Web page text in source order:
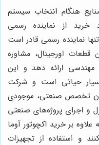
هنگام انتخاب سیستم
خرید از نماینده رسمی
نماینده رسمی قادر است
قطعات اورجینال، مشاوره
ارائه دهد و این
حیاتی است و شرکت
تخصص صنعتی، موجودی
و اجرای پروژه‌های صنعتی
بر خرید اکچوتور آوما
و استفاده از تجهیزات